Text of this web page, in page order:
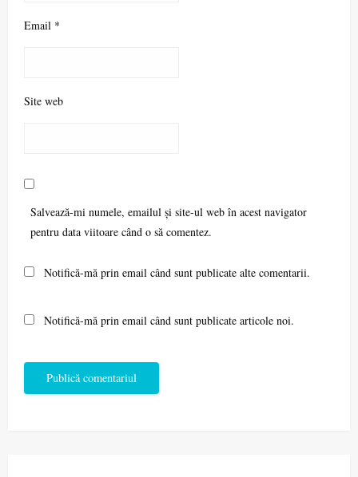
Email *
Site web
Salvează-mi numele, emailul și site-ul web în acest navigator
pentru data viitoare când o să comentez.
Notifică-mă prin email când sunt publicate alte comentarii.
Notifică-mă prin email când sunt publicate articole noi.